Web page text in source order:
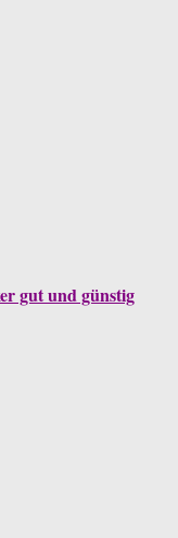
gut und günstig